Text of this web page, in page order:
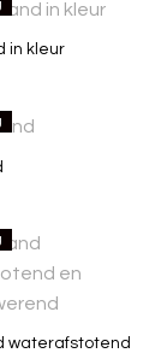
in kleur
waterafstotend